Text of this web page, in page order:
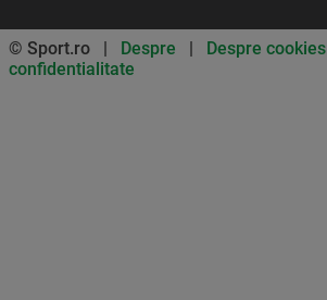
© Sport.ro | Despre | Despre cookies
confidentialitate